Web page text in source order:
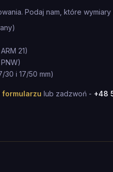
Podaj nam, które
21)
30 i 17/50 mm)
formularzu lub zadzwoń - +48